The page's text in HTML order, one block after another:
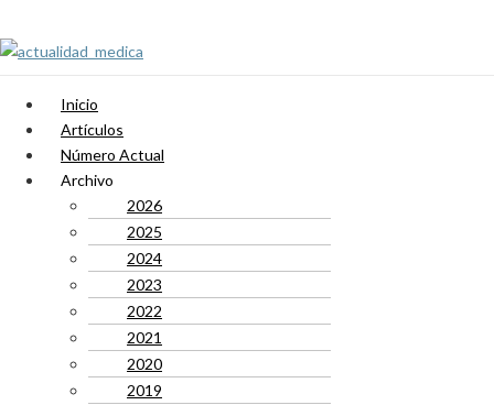
Inicio
Artículos
Número Actual
Archivo
2026
2025
2024
2023
2022
2021
2020
2019